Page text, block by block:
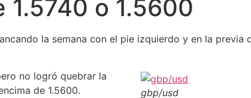
1.5740 o 1.5600
la semana con el pie izquierdo y en la previa
gbp/usd
no logró quebrar la
de 1.5600.